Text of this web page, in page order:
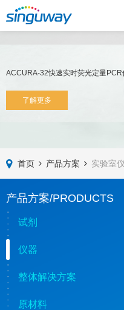
ACCURA-32快速实时荧光定量PCR
了解更多
首页 产品方案 实验室
产品方案/PRODUCTS
试剂
仪器
整体解决方案
原材料